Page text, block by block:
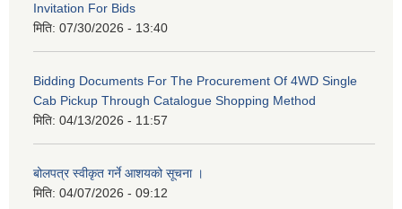
Invitation For Bids
मिति: 07/30/2026 - 13:40
Bidding Documents For The Procurement Of 4WD Single
Cab Pickup Through Catalogue Shopping Method
मिति: 04/13/2026 - 11:57
बोलपत्र स्वीकृत गर्ने आशयको सूचना ।
मिति: 04/07/2026 - 09:12